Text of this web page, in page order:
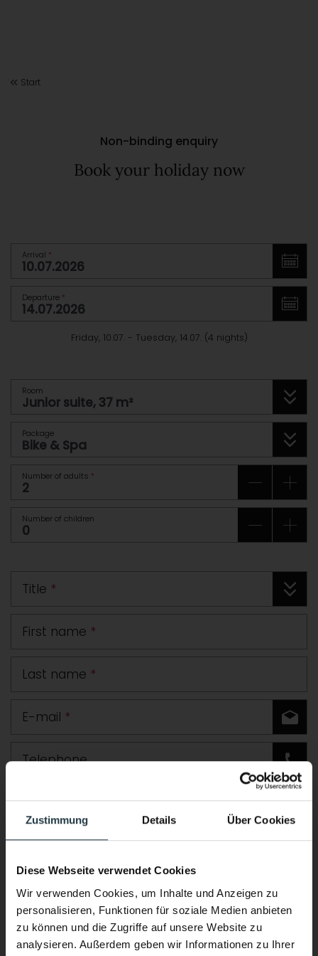
Zustimmung Details Über Cookies
Diese Webseite verwendet Cookies
Wir verwenden Cookies, um Inhalte und Anzeigen zu
personalisieren, Funktionen für soziale Medien anbieten
zu können und die Zugriffe auf unsere Website zu
analysieren. Außerdem geben wir Informationen zu Ihrer
Start
Non-binding enquiry
Book your holiday now
Arrival *
Departure *
Friday, 10.07. - Tuesday, 14.07. (4 nights)
Room
Package
Number of adults *
Number of children
Title *
First name *
Last name *
E-mail *
Telephone
Road
Postcode Town
Country
Comment